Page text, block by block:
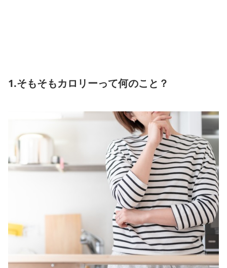
1.そもそもカロリーって何のこと？